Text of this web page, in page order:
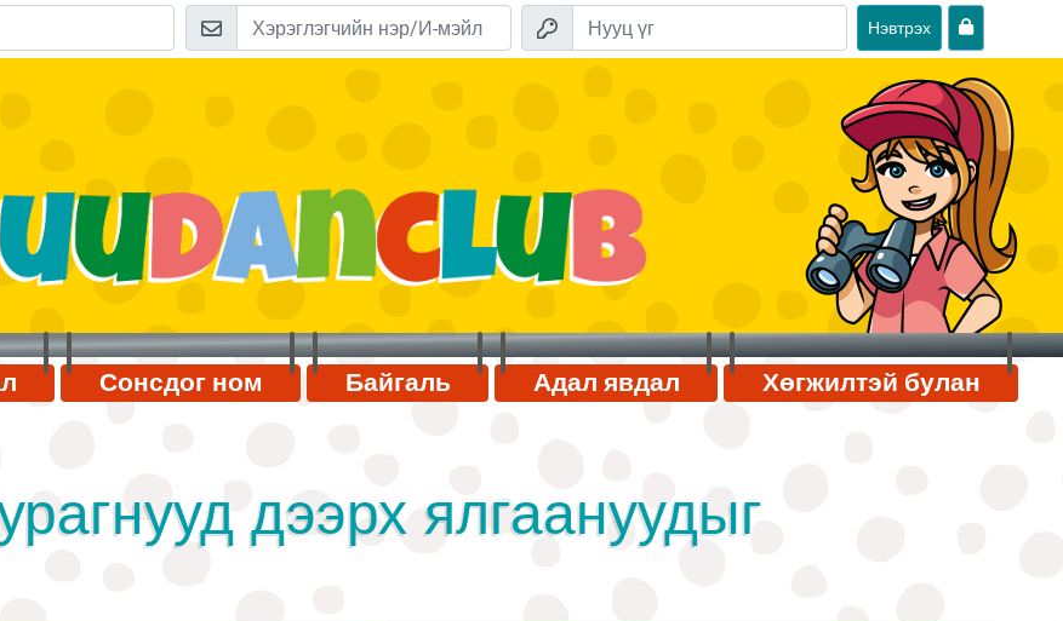
Нэвтрэх
Сонсдог ном Байгаль Адал явдал Хөгжилтэй булан
дээрх ялгаануудыг